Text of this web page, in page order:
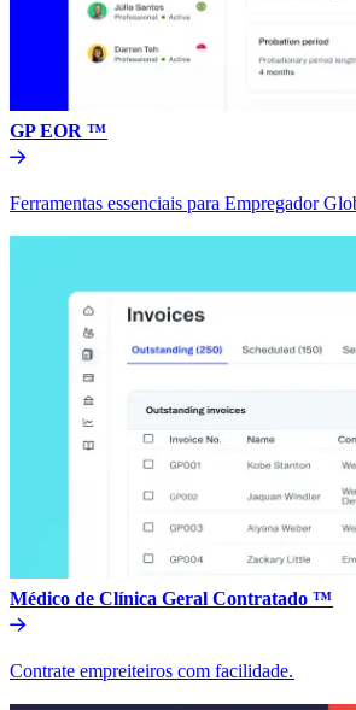
GP EOR ™​​
Ferramentas essenciais para Empregador
Médico de Clínica Geral Contratado ™​​
Contrate empreiteiros com facilidade.​​